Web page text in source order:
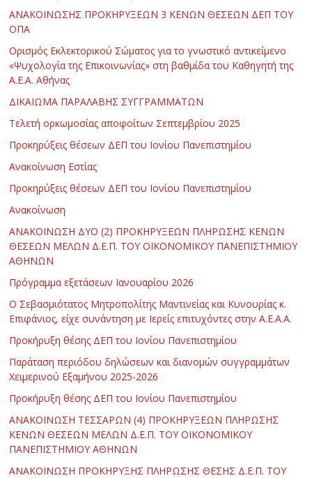
ΑΝΑΚΟΙΝΩΣΗΣ ΠΡΟΚΗΡΥΞΕΩΝ 3 ΚΕΝΩΝ ΘΕΣΕΩΝ ΔΕΠ ΤΟΥ
ΟΠΑ
Ορισμός Εκλεκτορικού Σώματος για το γνωστικό αντικείμενο
«Ψυχολογία της Επικοινωνίας» στη βαθμίδα του Καθηγητή της
Α.Ε.Α. Αθήνας
ΔΙΚΑΙΩΜΑ ΠΑΡΑΛΑΒΗΣ ΣΥΓΓΡΑΜΜΑΤΩΝ
Τελετή ορκωμοσίας αποφοίτων Σεπτεμβρίου 2025
Προκηρύξεις θέσεων ΔΕΠ του Ιονίου Πανεπιστημίου
Ανακοίνωση Εστίας
Προκηρύξεις θέσεων ΔΕΠ του Ιονίου Πανεπιστημίου
Ανακοίνωση
ΑΝΑΚΟΙΝΩΣΗ ΔΥΟ (2) ΠΡΟΚΗΡΥΞΕΩΝ ΠΛΗΡΩΣΗΣ ΚΕΝΩΝ
ΘΕΣΕΩΝ ΜΕΛΩΝ Δ.Ε.Π. ΤΟΥ ΟΙΚΟΝΟΜΙΚΟΥ ΠΑΝΕΠΙΣΤΗΜΙΟΥ
ΑΘΗΝΩΝ
Πρόγραμμα εξετάσεων Ιανουαρίου 2026
Ο Σεβασμιότατος Μητροπολίτης Μαντινείας και Κυνουρίας κ.
Επιφάνιος, είχε συνάντηση με Ιερείς επιτυχόντες στην Α.Ε.Α.Α.
Προκήρυξη θέσης ΔΕΠ του Ιονίου Πανεπιστημίου
Παράταση περιόδου δηλώσεων και διανομών συγγραμμάτων
Χειμερινού Εξαμήνου 2025-2026
Προκήρυξη θέσης ΔΕΠ του Ιονίου Πανεπιστημίου
ΑΝΑΚΟΙΝΩΣΗ ΤΕΣΣΑΡΩΝ (4) ΠΡΟΚΗΡΥΞΕΩΝ ΠΛΗΡΩΣΗΣ
ΚΕΝΩΝ ΘΕΣΕΩΝ ΜΕΛΩΝ Δ.Ε.Π. ΤΟΥ ΟΙΚΟΝΟΜΙΚΟΥ
ΠΑΝΕΠΙΣΤΗΜΙΟΥ ΑΘΗΝΩΝ
ΑΝΑΚΟΙΝΩΣΗ ΠΡΟΚΗΡΥΞΗΣ ΠΛΗΡΩΣΗΣ ΘΕΣΗΣ Δ.Ε.Π. ΤΟΥ